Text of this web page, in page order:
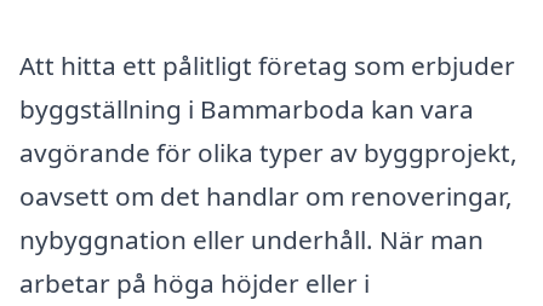
Att hitta ett pålitligt företag som erbjuder
byggställning i Bammarboda kan vara
avgörande för olika typer av byggprojekt,
oavsett om det handlar om renoveringar,
nybyggnation eller underhåll. När man
arbetar på höga höjder eller i